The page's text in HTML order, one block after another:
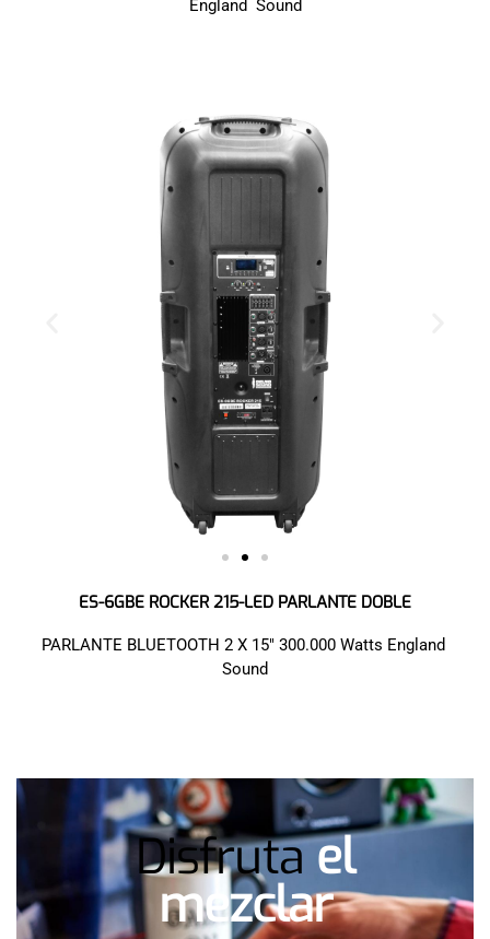
England Sound
ES-6GBE ROCKER 215-LED PARLANTE DOBLE
PARLANTE BLUETOOTH 2 X 15″ 300.000 Watts England
Sound
Disfrutael
mezclar